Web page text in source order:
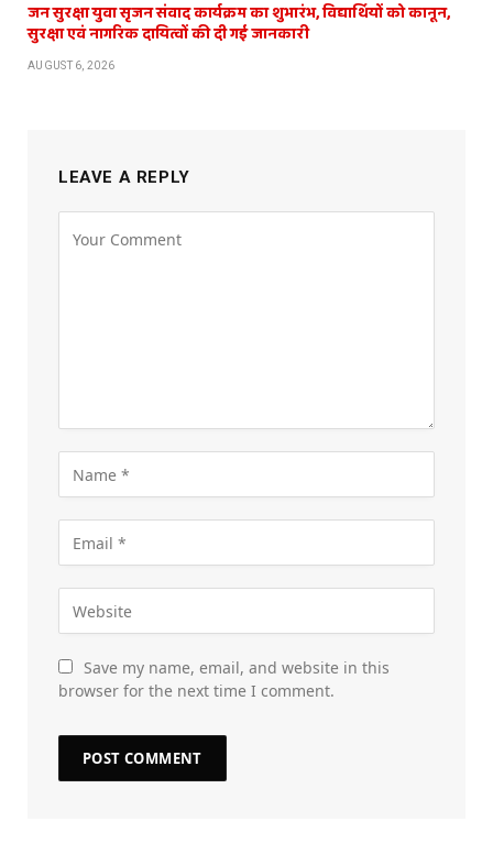
जन सुरक्षा युवा सृजन संवाद कार्यक्रम का शुभारंभ, विद्यार्थियों को कानून,
सुरक्षा एवं नागरिक दायित्वों की दी गई जानकारी
AUGUST 6, 2026
LEAVE A REPLY
Save my name, email, and website in this
browser for the next time I comment.